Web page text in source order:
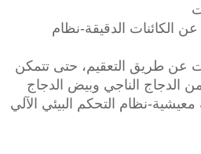
عن الكائنات الدقيقة-نظام
عن طريق التعقيم، حتى تتمكن
الدجاج الناجي وبيض الدجاج